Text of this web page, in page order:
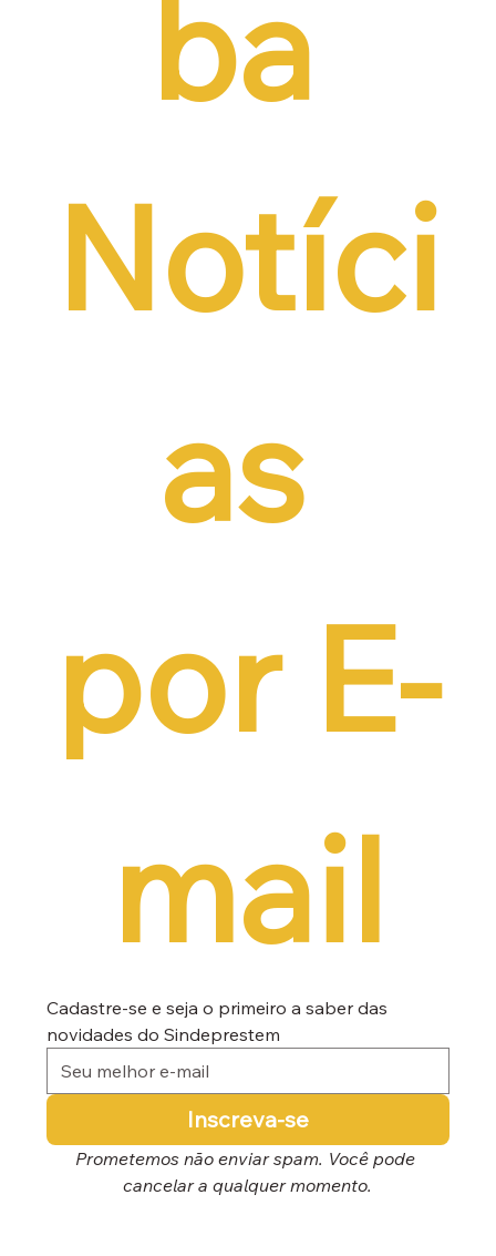
ba
Notíci
as
por E-
mail
Cadastre-se e seja o primeiro a saber das
novidades do Sindeprestem
Inscreva-se
Prometemos não enviar spam. Você pode
cancelar a qualquer momento.